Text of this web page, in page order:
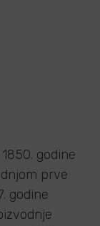
godine
prve
godine